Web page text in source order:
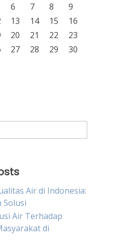
6 7 8
9
13 14 15
16
20 21 22
23
27 28 29
30
Air di Indonesia:
Solusi
Air Terhadap
di